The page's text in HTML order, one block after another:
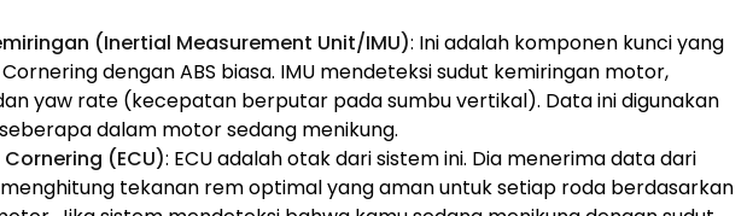
(Inertial Measurement Unit/IMU): Ini adalah komponen kunci yang
dengan ABS biasa. IMU mendeteksi sudut kemiringan motor,
yaw rate (kecepatan berputar pada sumbu vertikal). Data ini digunakan
dalam motor sedang menikung.
(ECU): ECU adalah otak dari sistem ini. Dia menerima data dari
tekanan rem optimal yang aman untuk setiap roda berdasarkan